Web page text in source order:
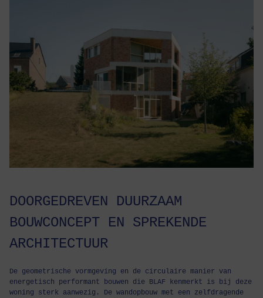
DOORGEDREVEN DUURZAAM
BOUWCONCEPT EN SPREKENDE
ARCHITECTUUR
De geometrische vormgeving en de circulaire manier van
energetisch performant bouwen die BLAF kenmerkt is bij deze
woning sterk aanwezig. De wandopbouw met een zelfdragende